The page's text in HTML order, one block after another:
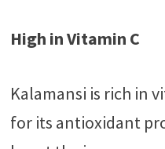
High in Vitamin C
Kalamansi is rich in
for its antioxidant